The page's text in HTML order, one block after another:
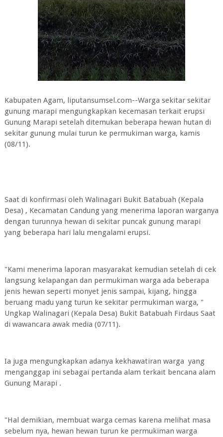
Kabupaten Agam, liputansumsel.com--Warga sekitar sekitar
gunung marapi mengungkapkan kecemasan terkait erupsi
Gunung Marapi setelah ditemukan beberapa hewan hutan di
sekitar gunung mulai turun ke permukiman warga, kamis
(08/11).
Saat di konfirmasi oleh Walinagari Bukit Batabuah (Kepala
Desa) , Kecamatan Candung yang menerima laporan warganya
dengan turunnya hewan di sekitar puncak gunung marapi
yang beberapa hari lalu mengalami erupsi.
"Kami menerima laporan masyarakat kemudian setelah di cek
langsung kelapangan dan permukiman warga ada beberapa
jenis hewan seperti monyet jenis sampai, kijang, hingga
beruang madu yang turun ke sekitar permukiman warga, "
Ungkap Walinagari (Kepala Desa) Bukit Batabuah Firdaus Saat
di wawancara awak media (07/11).
Ia juga mengungkapkan adanya kekhawatiran warga yang
menganggap ini sebagai pertanda alam terkait bencana alam
Gunung Marapi .
"Hal demikian, membuat warga cemas karena melihat masa
sebelum nya, hewan hewan turun ke permukiman warga